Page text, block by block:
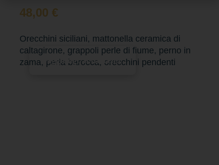
48,00 €
Orecchini siciliani, mattonella ceramica di
caltagirone, grappoli perle di fiume, perno in
zama, perla barocca, orecchini pendenti
Aggiungi al carrello